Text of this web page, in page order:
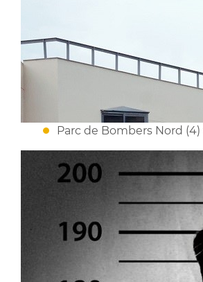
Parc de Bombers Nord